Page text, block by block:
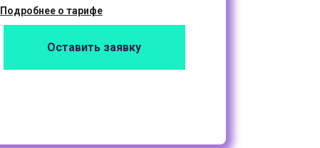
Подробнее о тарифе
Оставить заявку